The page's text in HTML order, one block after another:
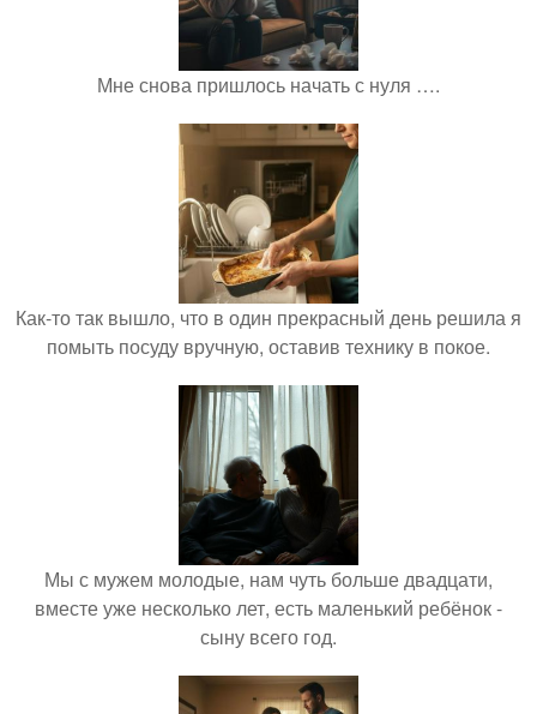
Мне снова пришлось начать с нуля ….
Как-то так вышло, что в один прекрасный день решила я
помыть посуду вручную, оставив технику в покое.
Мы с мужем молодые, нам чуть больше двадцати,
вместе уже несколько лет, есть маленький ребёнок -
сыну всего год.